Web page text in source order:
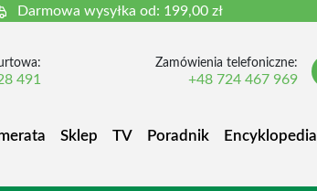
Darmowa wysyłka od: 199,00 zł
491
Zamówienia telefoniczne:
+48 724 467 969
Sklep TV Poradnik Encyklopedia